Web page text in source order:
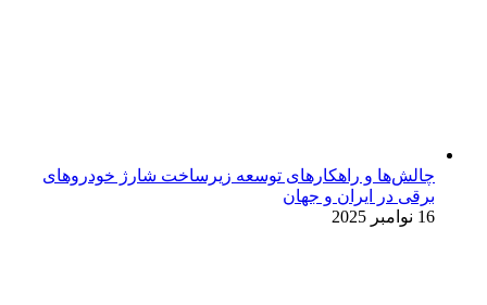
چالش‌ها و راهکارهای توسعه زیرساخت شارژ خودروهای
برقی در ایران و جهان
16 نوامبر 2025